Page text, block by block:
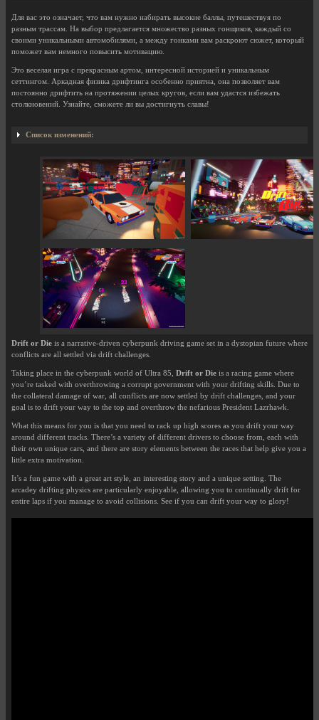
Для вас это означает, что вам нужно набирать высокие баллы, путешествуя по
разным трассам. На выбор предлагается множество разных гонщиков, каждый со
своими уникальными автомобилями, а между гонками вам раскроют сюжет, который
поможет вам немного повысить мотивацию.
Это веселая игра с прекрасным артом, интересной историей и уникальным
сеттингом. Аркадная физика дрифтинга особенно приятна, она позволяет вам
постоянно дрифтить на протяжении целых кругов, если вам удастся избежать
столкновений. Узнайте, сможете ли вы достигнуть славы!
Список изменений:
Drift or Die is a narrative-driven cyberpunk driving game set in a dystopian future where
conflicts are all settled via drift challenges.
Taking place in the cyberpunk world of Ultra 85, Drift or Die is a racing game where
you’re tasked with overthrowing a corrupt government with your drifting skills. Due to
the collateral damage of war, all conflicts are now settled by drift challenges, and your
goal is to drift your way to the top and overthrow the nefarious President Lazrhawk.
What this means for you is that you need to rack up high scores as you drift your way
around different tracks. There’s a variety of different drivers to choose from, each with
their own unique cars, and there are story elements between the races that help give you a
little extra motivation.
It’s a fun game with a great art style, an interesting story and a unique setting. The
arcadey drifting physics are particularly enjoyable, allowing you to continually drift for
entire laps if you manage to avoid collisions. See if you can drift your way to glory!